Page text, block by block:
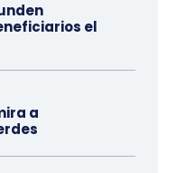
el
a